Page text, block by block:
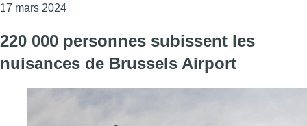
17 mars 2024Consulter l'article "Saint-Gilles : un nouveau
220 000 personnes subissent les
nuisances de Brussels Airport